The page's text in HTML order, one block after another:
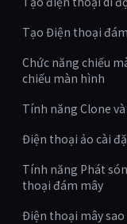
Tạo Điện thoại
Chức năng chiếu
chiếu màn hình
Tính năng Clone
Điện thoại ảo cài
Tính năng Phát
thoại đám mây
Điện thoại mây sao